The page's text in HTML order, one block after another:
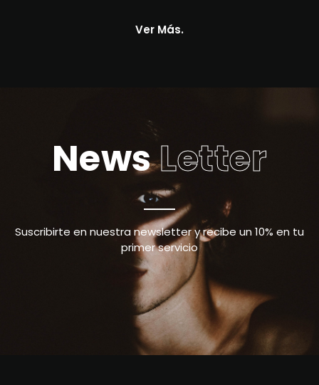
Ver Más.
NewsLetter
Suscribirte en nuestra newsletter y recibe un 10% en tu
primer servicio